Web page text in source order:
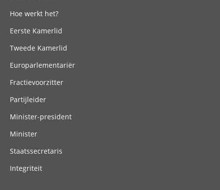
Hoe werkt het?
Eerste Kamerlid
Tweede Kamerlid
Europarlementariër
Fractievoorzitter
Partijleider
Minister-president
Minister
Staatssecretaris
Integriteit